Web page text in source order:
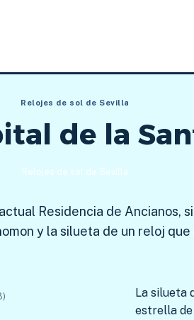
Relojes de sol de Sevilla
de la
Relojes de sol de Sevilla
Residencia de Ancianos,
y la silueta de un reloj
La silueta
estrella